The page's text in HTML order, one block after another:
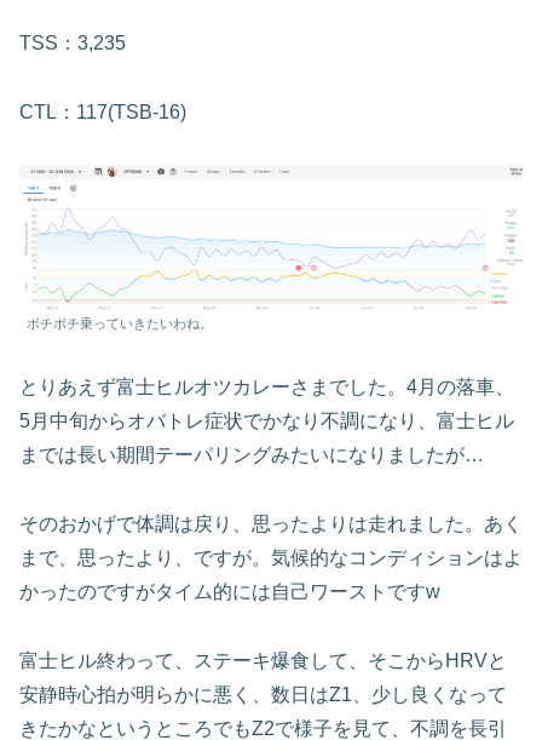
TSS：3,235
CTL：117(TSB-16)
ボチボチ乗っていきたいわね。
とりあえず富士ヒルオツカレーさまでした。4月の落車、
5月中旬からオバトレ症状でかなり不調になり、富士ヒル
までは長い期間テーパリングみたいになりましたが…
そのおかげで体調は戻り、思ったよりは走れました。あく
まで、思ったより、ですが。気候的なコンディションはよ
かったのですがタイム的には自己ワーストですw
富士ヒル終わって、ステーキ爆食して、そこからHRVと
安静時心拍が明らかに悪く、数日はZ1、少し良くなって
きたかなというところでもZ2で様子を見て、不調を長引